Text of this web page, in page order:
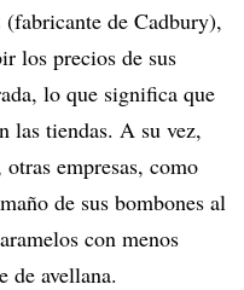
(fabricante de Cadbury),
los precios de sus
lo que significa que
las tiendas. A su vez,
otras empresas, como
de sus bombones al
con menos
de avellana.